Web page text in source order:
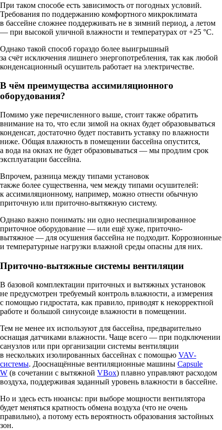
При таком способе есть зависимость от погодных условий.
Требования по поддержанию комфортного микроклимата
в бассейне сложнее поддерживать не в зимний период, а летом
— при высокой уличной влажности и температурах от +25 °C.
Однако такой способ гораздо более выигрышный
за счёт исключения лишнего энергопотребления, так как любой
конденсационный осушитель работает на электричестве.
В чём преимущества ассимиляционного
оборудования?
Помимо уже перечисленного выше, стоит также обратить
внимание на то, что если зимой на окнах будет образовываться
конденсат, достаточно будет поставить уставку по влажности
ниже. Общая влажность в помещении бассейна опустится,
а вода на окнах не будет образовываться — мы продлим срок
эксплуатации бассейна.
Впрочем, разница между типами установок
также более существенна, чем между типами осушителей:
к ассимиляционному, например, можно отнести обычную
приточную или приточно-вытяжную систему.
Однако важно понимать: ни одно неспециализированное
приточное оборудование — или ещё хуже, приточно-
вытяжное — для осушения бассейна не подходит. Коррозионные
и температурные нагрузки влажной среды опасны для них.
Приточно-вытяжные системы вентиляции
В базовой комплектации приточных и вытяжных установок
не предусмотрен требуемый контроль влажности, а измерения
с помощью гидростата, как правило, приводят к некорректной
работе и большой синусоиде влажности в помещении.
Тем не менее их используют для бассейна, предварительно
оснащая датчиками влажности. Чаще всего — при подключении
санузлов или при организации системы вентиляции
в нескольких изолированных бассейнах с помощью VAV-
системы. Дооснащённые вентиляционные машины Capsule
W (в сочетании с вытяжной VBox) плавно управляют расходом
воздуха, поддерживая заданный уровень влажности в бассейне.
Но и здесь есть нюансы: при выборе мощности вентилятора
будет меняться кратность обмена воздуха (что не очень
правильно), а потому есть вероятность образования застойных
зон.